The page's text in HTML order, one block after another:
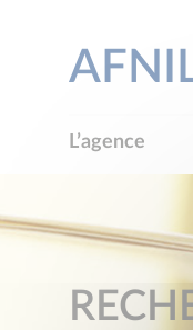
L’agence